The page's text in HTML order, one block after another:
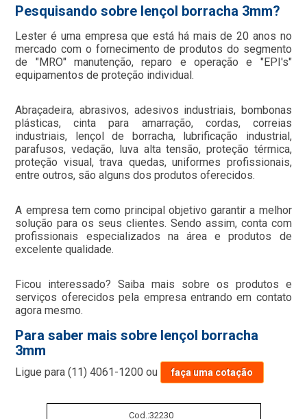
Pesquisando sobre lençol borracha 3mm?
Lester é uma empresa que está há mais de 20 anos no
mercado com o fornecimento de produtos do segmento
de "MRO" manutenção, reparo e operação e "EPI's"
equipamentos de proteção individual.
Abraçadeira, abrasivos, adesivos industriais, bombonas
plásticas, cinta para amarração, cordas, correias
industriais, lençol de borracha, lubrificação industrial,
parafusos, vedação, luva alta tensão, proteção térmica,
proteção visual, trava quedas, uniformes profissionais,
entre outros, são alguns dos produtos oferecidos.
A empresa tem como principal objetivo garantir a melhor
solução para os seus clientes. Sendo assim, conta com
profissionais especializados na área e produtos de
excelente qualidade.
Ficou interessado? Saiba mais sobre os produtos e
serviços oferecidos pela empresa entrando em contato
agora mesmo.
Para saber mais sobre lençol borracha
3mm
Ligue para(11) 4061-1200 ou faça uma cotação
Cod.:32230